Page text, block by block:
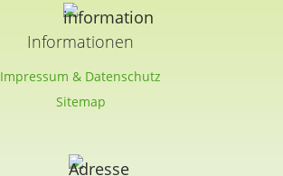
Informationen
Impressum & Datenschutz
Sitemap